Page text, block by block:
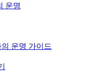
운명
운명 가이드